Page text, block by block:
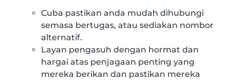
Cuba pastikan anda mudah dihubungi
semasa bertugas, atau sediakan nombor
alternatif.
Layan pengasuh dengan hormat dan
hargai atas penjagaan penting yang
mereka berikan dan pastikan mereka